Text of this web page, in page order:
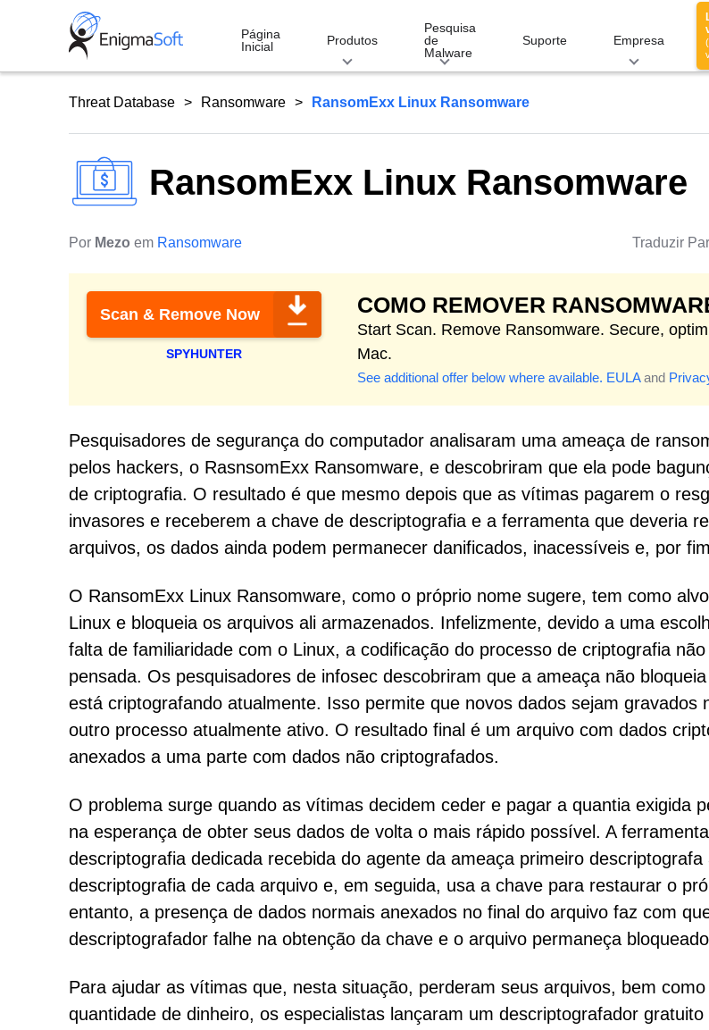
Página
Inicial
Produtos
Pesquisa
de
Malware
Suporte Empresa
Threat Database Ransomware RansomExx Linux Ransomware
RansomExx Linux Ransomware
Por Mezo em Ransomware Traduzir
Scan & Remove Now
SPYHUNTER
COMO REMOVER
Start Scan. Remove Ransomware. Secure,
Mac.
See additional offer below where available. EULAand
Pesquisadores de segurança do computador analisaram uma ameaça de
pelos hackers, o RasnsomExx Ransomware, e descobriram que ela pode
de criptografia. O resultado é que mesmo depois que as vítimas pagarem o
invasores e receberem a chave de descriptografia e a ferramenta que deveria
arquivos, os dados ainda podem permanecer danificados, inacessíveis e, por
O RansomExx Linux Ransomware, como o próprio nome sugere, tem como
Linux e bloqueia os arquivos ali armazenados. Infelizmente, devido a uma
falta de familiaridade com o Linux, a codificação do processo de criptografia
pensada. Os pesquisadores de infosec descobriram que a ameaça não
está criptografando atualmente. Isso permite que novos dados sejam gravados
outro processo atualmente ativo. O resultado final é um arquivo com dados
anexados a uma parte com dados não criptografados.
O problema surge quando as vítimas decidem ceder e pagar a quantia exigida
na esperança de obter seus dados de volta o mais rápido possível. A
descriptografia dedicada recebida do agente da ameaça primeiro descriptografa
descriptografia de cada arquivo e, em seguida, usa a chave para restaurar o
entanto, a presença de dados normais anexados no final do arquivo faz com
descriptografador falhe na obtenção da chave e o arquivo permaneça
Para ajudar as vítimas que, nesta situação, perderam seus arquivos, bem
quantidade de dinheiro, os especialistas lançaram um descriptografador